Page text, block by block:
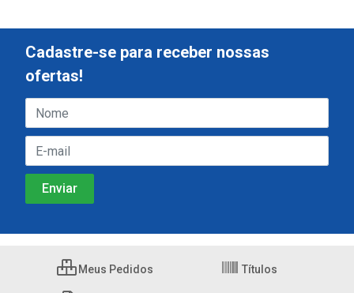
Cadastre-se para receber nossas
ofertas!
Meus Pedidos Títulos